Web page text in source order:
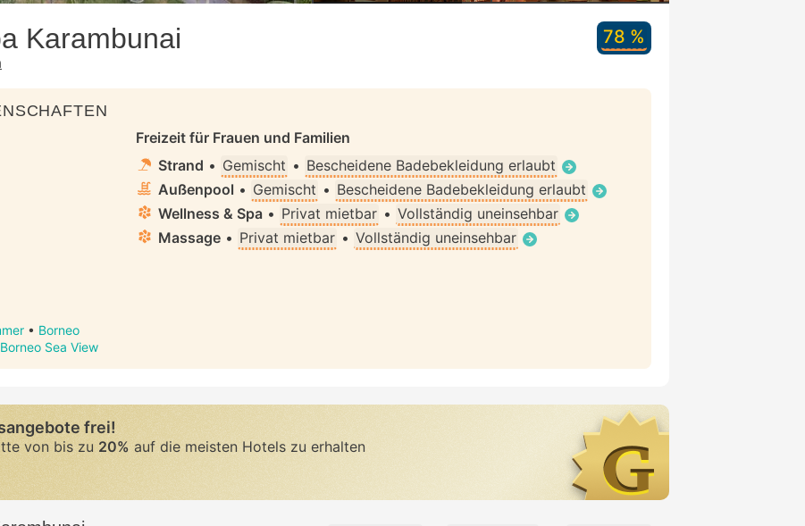
Karambunai 78 %
• Borneo
Borneo Sea View
Freizeit für Frauen und Familien
Strand • Gemischt • Bescheidene Badebekleidung erlaubt
Außenpool • Gemischt • Bescheidene Badebekleidung erlaubt
Wellness & Spa • Privat mietbar • Vollständig uneinsehbar
Massage • Privat mietbar • Vollständig uneinsehbar
frei!
von bis zu 20%auf die meisten Hotels zu erhalten